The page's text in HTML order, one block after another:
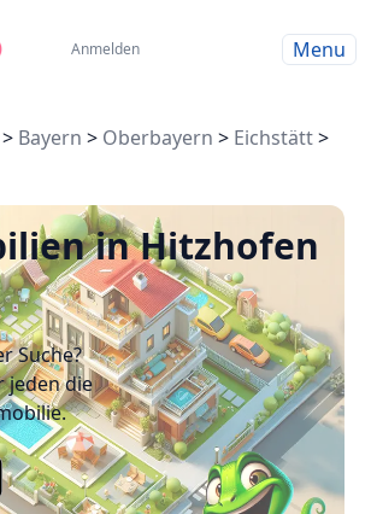
Anmelden Menu
> Bayern > Oberbayern > Eichstätt>
in Hitzhofen
Suche?
jeden die